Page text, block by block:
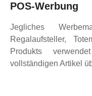
POS-Werbung
Jegliches
Regalaufsteller,
Produkts
vollständigen Artikel